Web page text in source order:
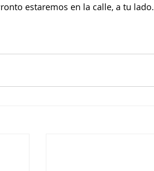
estaremos en la calle, a tu lado.